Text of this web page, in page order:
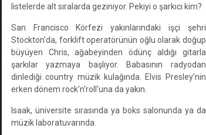
listelerde alt sıralarda geziniyor. Pekiyi o şarkıcı kim?
San Francisco Körfezi yakınlarındaki işçi şehri
Stockton'da, forklift operatörünün oğlu olarak doğup
büyüyen Chris, ağabeyinden ödünç aldığı gitarla
şarkılar yazmaya başlıyor. Babasının radyodan
dinlediği country müzik kulağında. Elvis Presley'nin
erken dönem rock'n'roll'una da yakın.
Isaak, üniversite sırasında ya boks salonunda ya da
müzik laboratuvarında.